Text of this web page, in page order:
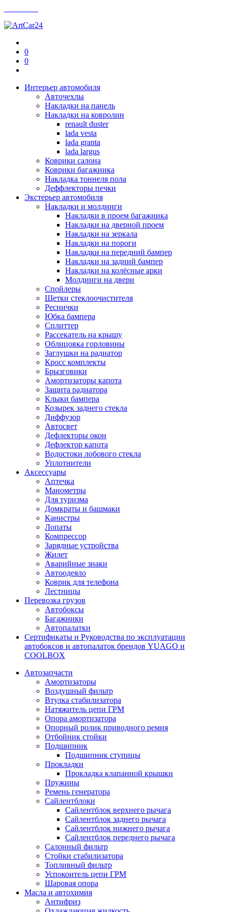
0
0
Интерьер автомобиля
Авточехлы
Накладки на панель
Накладки на ковролин
renault duster
lada vesta
lada granta
lada largus
Коврики салона
Коврики багажника
Накладка тоннеля пола
Деффлекторы печки
Экстерьер автомобиля
Накладки и молдинги
Накладки в проем багажника
Накладки на дверной проем
Накладки на зеркала
Накладки на пороги
Накладки на передний бампер
Накладки на задний бампер
Накладки на колёсные арки
Молдинги на двери
Спойлеры
Щетки стеклоочистителя
Реснички
Юбка бампера
Сплиттер
Рассекатель на крышу
Облицовка горловины
Заглушки на радиатор
Кросс комплекты
Брызговики
Амортизаторы капота
Защита радиатора
Клыки бампера
Козырек заднего стекла
Диффузор
Автосвет
Дефлекторы окон
Дефлектор капота
Водостоки лобового стекла
Уплотнители
Аксессуары
Аптечка
Манометры
Для туризма
Домкраты и башмаки
Канистры
Лопаты
Компрессор
Зарядные устройства
Жилет
Аварийные знаки
Автоодеяло
Коврик для телефона
Лестницы
Перевозка грузов
Автобоксы
Багажники
Автопалатки
Сертификаты и Руководства по эксплуатации
автобоксов и автопалаток брендов YUAGO и
COOLBOX
Автозапчасти
Амортизаторы
Воздушный фильтр
Втулка стабилизатора
Натяжитель цепи ГРМ
Опора амортизатора
Опорный ролик приводного ремня
Отбойник стойки
Подшипник
Подшипник ступицы
Прокладки
Прокладка клапанной крышки
Пружины
Ремень генератора
Сайлентблоки
Сайлентблок верхнего рычага
Сайлентблок заднего рычага
Сайлентблок нижнего рычага
Сайлентблок переднего рычага
Салонный фильтр
Стойки стабилизатора
Топливный фильтр
Успокоитель цепи ГРМ
Шаровая опора
Масла и автохимия
Антифриз